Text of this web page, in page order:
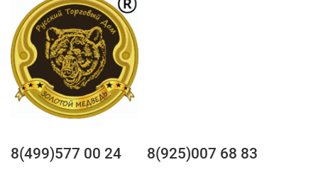
8(499)577 00 24
8(925)007 68 83